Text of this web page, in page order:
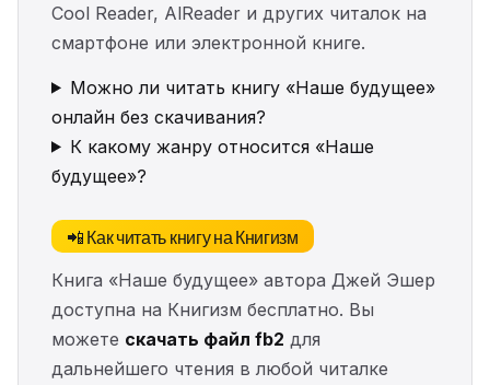
Cool Reader, AlReader и других читалок на
смартфоне или электронной книге.
Можно ли читать книгу «Наше будущее»
онлайн без скачивания?
К какому жанру относится «Наше
будущее»?
📲 Как читать книгу на Книгизм
Книга «Наше будущее» автора Джей Эшер
доступна на Книгизм бесплатно. Вы
можете скачать файл fb2 для
дальнейшего чтения в любой читалке